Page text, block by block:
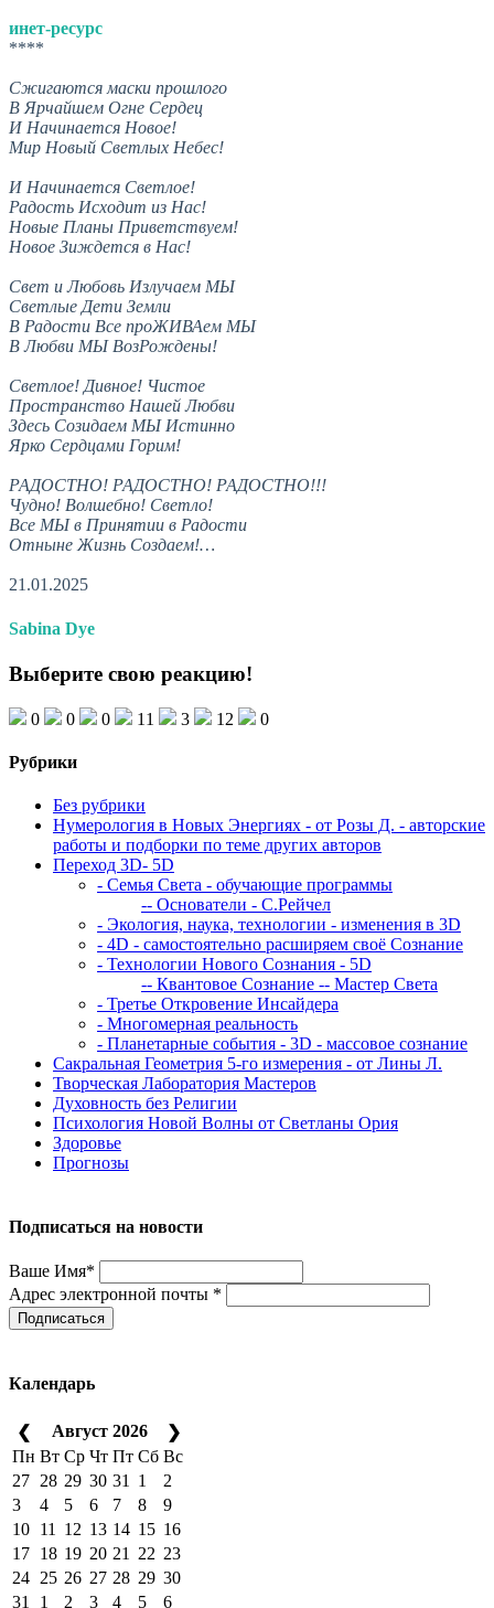
инет-ресурс
****
Сжигаются маски прошлого
В Ярчайшем Огне Сердец
И Начинается Новое!
Мир Новый Светлых Небес!
И Начинается Светлое!
Радость Исходит из Нас!
Новые Планы Приветствуем!
Новое Зиждется в Нас!
Свет и Любовь Излучаем МЫ
Светлые Дети Земли
В Радости Все проЖИВАем МЫ
В Любви МЫ ВозРождены!
Светлое! Дивное! Чистое
Пространство Нашей Любви
Здесь Созидаем МЫ Истинно
Ярко Сердцами Горим!
РАДОСТНО! РАДОСТНО! РАДОСТНО!!!
Чудно! Волшебно! Светло!
Все МЫ в Принятии в Радости
Отныне Жизнь Создаем!…
21.01.2025
Sabina Dye
Выберите свою реакцию!
0 0 0 11 3 12 0
Рубрики
Без рубрики
Нумерология в Новых Энергиях - от Розы Д. - авторские
работы и подборки по теме других авторов
Переход 3D- 5D
- Семья Света - обучающие программы
-- Основатели - С.Рейчел
- Экология, наука, технологии - изменения в 3D
- 4D - самостоятельно расширяем своё Сознание
- Технологии Нового Сознания - 5D
-- Квантовое Сознание -- Мастер Света
- Третье Откровение Инсайдера
- Многомерная реальность
- Планетарные события - 3D - массовое сознание
Сакральная Геометрия 5-го измерения - от Лины Л.
Творческая Лаборатория Мастеров
Духовность без Религии
Психология Новой Волны от Светланы Ория
Здоровье
Прогнозы
Подписаться на новости
Ваше Имя*
Адрес электронной почты *
Подписаться
Календарь
❮ Август 2026
❯
Пн Вт Ср Чт Пт Сб Вс
27 28 29 30 31 1
2
3
4 5 6 7 8
9
10 11 12 13 14 15 16
17 18 19 20 21 22 23
24 25 26 27 28 29 30
31
1 2 3 4 5 6